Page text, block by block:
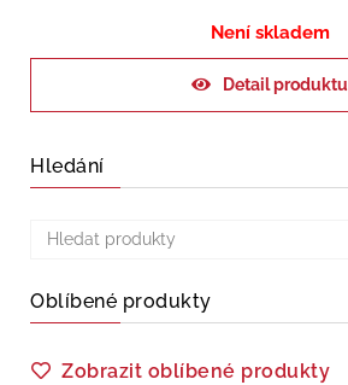
Není skladem
Detail produktu
Hledání
Oblíbené produkty
Zobrazit oblíbené produkty